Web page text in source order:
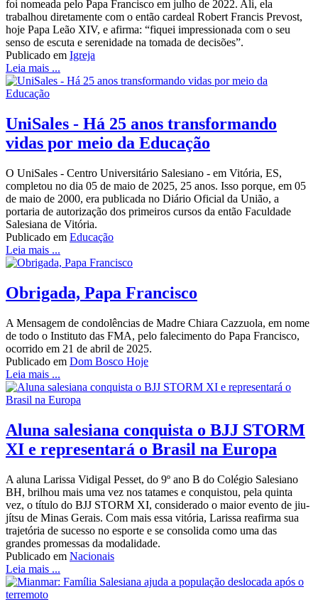
foi nomeada pelo Papa Francisco em julho de 2022. Ali, ela
trabalhou diretamente com o então cardeal Robert Francis Prevost,
hoje Papa Leão XIV, e afirma: “fiquei impressionada com o seu
senso de escuta e serenidade na tomada de decisões”.
Publicado em Igreja
Leia mais ...
UniSales - Há 25 anos transformando
vidas por meio da Educação
O UniSales - Centro Universitário Salesiano - em Vitória, ES,
completou no dia 05 de maio de 2025, 25 anos. Isso porque, em 05
de maio de 2000, era publicada no Diário Oficial da União, a
portaria de autorização dos primeiros cursos da então Faculdade
Salesiana de Vitória.
Publicado em Educação
Leia mais ...
Obrigada, Papa Francisco
A Mensagem de condolências de Madre Chiara Cazzuola, em nome
de todo o Instituto das FMA, pelo falecimento do Papa Francisco,
ocorrido em 21 de abril de 2025.
Publicado em Dom Bosco Hoje
Leia mais ...
Aluna salesiana conquista o BJJ STORM
XI e representará o Brasil na Europa
A aluna Larissa Vidigal Pesset, do 9º ano B do Colégio Salesiano
BH, brilhou mais uma vez nos tatames e conquistou, pela quinta
vez, o título do BJJ STORM XI, considerado o maior evento de jiu-
jítsu de Minas Gerais. Com mais essa vitória, Larissa reafirma sua
trajetória de sucesso no esporte e se consolida como uma das
grandes promessas da modalidade.
Publicado em Nacionais
Leia mais ...